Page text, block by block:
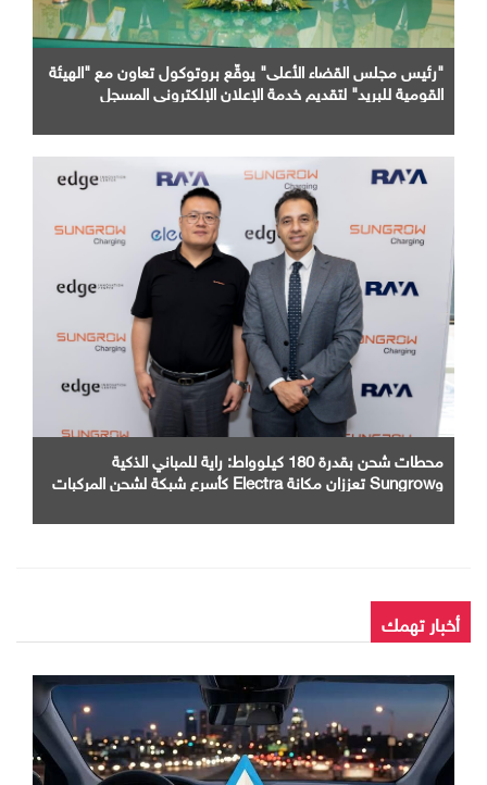
"رئيس مجلس القضاء الأعلى" يوقّع بروتوكول تعاون مع "الهيئة
القومية للبريد" لتقديم خدمة الإعلان الإلكتروني المسجل
محطات شحن بقدرة 180 كيلوواط: راية للمباني الذكية
وSungrow تعززان مكانة Electra كأسرع شبكة لشحن المركبات
أخبار تهمك